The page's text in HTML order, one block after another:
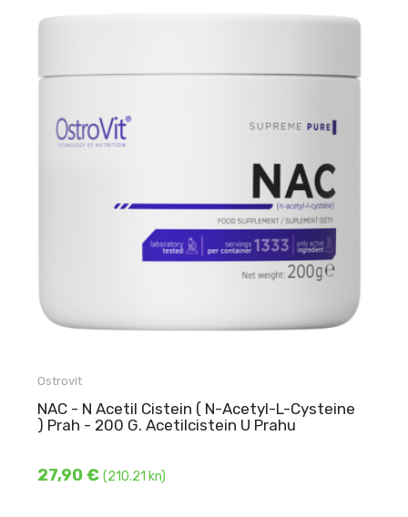
Ostrovit
NAC - N Acetil Cistein ( N-Acetyl-L-Cysteine
) Prah - 200 G. Acetilcistein U Prahu
27,90 €(210.21 kn)